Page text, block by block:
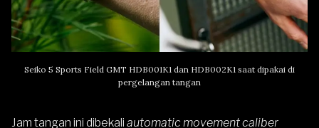
Seiko 5 Sports Field GMT HDB001K1 dan HDB002K1 saat dipakai di
pergelangan tangan
Jam tangan ini dibekali automatic movement caliber